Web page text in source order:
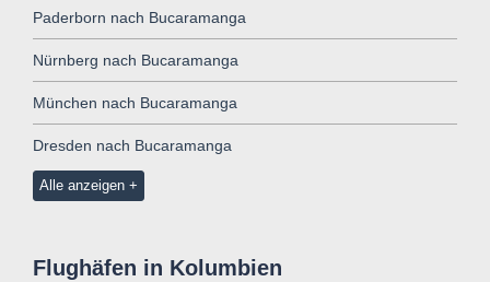
Paderborn nach Bucaramanga
Nürnberg nach Bucaramanga
München nach Bucaramanga
Dresden nach Bucaramanga
Alle anzeigen
Flughäfen in Kolumbien